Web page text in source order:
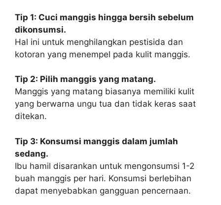
Tip 1: Cuci manggis hingga bersih sebelum
dikonsumsi.
Hal ini untuk menghilangkan pestisida dan
kotoran yang menempel pada kulit manggis.
Tip 2: Pilih manggis yang matang.
Manggis yang matang biasanya memiliki kulit
yang berwarna ungu tua dan tidak keras saat
ditekan.
Tip 3: Konsumsi manggis dalam jumlah
sedang.
Ibu hamil disarankan untuk mengonsumsi 1-2
buah manggis per hari. Konsumsi berlebihan
dapat menyebabkan gangguan pencernaan.